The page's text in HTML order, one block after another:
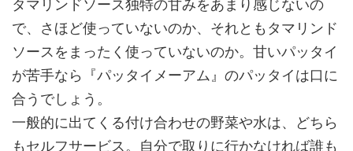
で、さほど使っていないのか、それともタマリンド
ソースをまったく使っていないのか。甘いパッタイ
が苦手なら『パッタイメーアム』のパッタイは口に
合うでしょう。
一般的に出てくる付け合わせの野菜や水は、どちら
もセルフサービス。自分で取りに行かなければ誰も